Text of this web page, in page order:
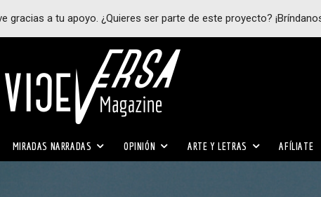
gracias a tu apoyo. ¿Quieres ser parte de este proyecto?
MIRADAS NARRADAS OPINIÓN ARTE Y LETRAS AFÍLIATE